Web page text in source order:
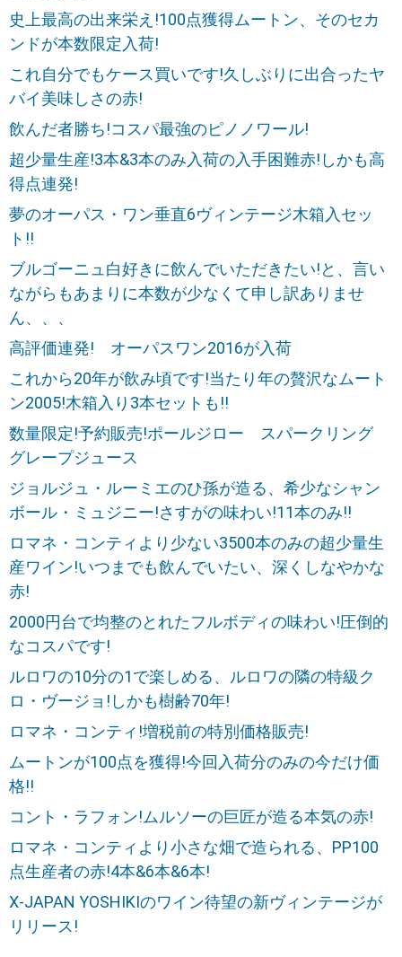
史上最高の出来栄え!100点獲得ムートン、そのセカ
ンドが本数限定入荷!
これ自分でもケース買いです!久しぶりに出合ったヤ
バイ美味しさの赤!
飲んだ者勝ち!コスパ最強のピノノワール!
超少量生産!3本&3本のみ入荷の入手困難赤!しかも高
得点連発!
夢のオーパス・ワン垂直6ヴィンテージ木箱入セッ
ト!!
ブルゴーニュ白好きに飲んでいただきたい!と、言い
ながらもあまりに本数が少なくて申し訳ありませ
ん、、、
高評価連発! オーパスワン2016が入荷
これから20年が飲み頃です!当たり年の贅沢なムート
ン2005!木箱入り3本セットも!!
数量限定!予約販売!ポールジロー スパークリング
グレープジュース
ジョルジュ・ルーミエのひ孫が造る、希少なシャン
ボール・ミュジニー!さすがの味わい!11本のみ!!
ロマネ・コンティより少ない3500本のみの超少量生
産ワイン!いつまでも飲んでいたい、深くしなやかな
赤!
2000円台で均整のとれたフルボディの味わい!圧倒的
なコスパです!
ルロワの10分の1で楽しめる、ルロワの隣の特級ク
ロ・ヴージョ!しかも樹齢70年!
ロマネ・コンティ!増税前の特別価格販売!
ムートンが100点を獲得!今回入荷分のみの今だけ価
格!!
コント・ラフォン!ムルソーの巨匠が造る本気の赤!
ロマネ・コンティより小さな畑で造られる、PP100
点生産者の赤!4本&6本&6本!
X-JAPAN YOSHIKIのワイン待望の新ヴィンテージが
リリース!